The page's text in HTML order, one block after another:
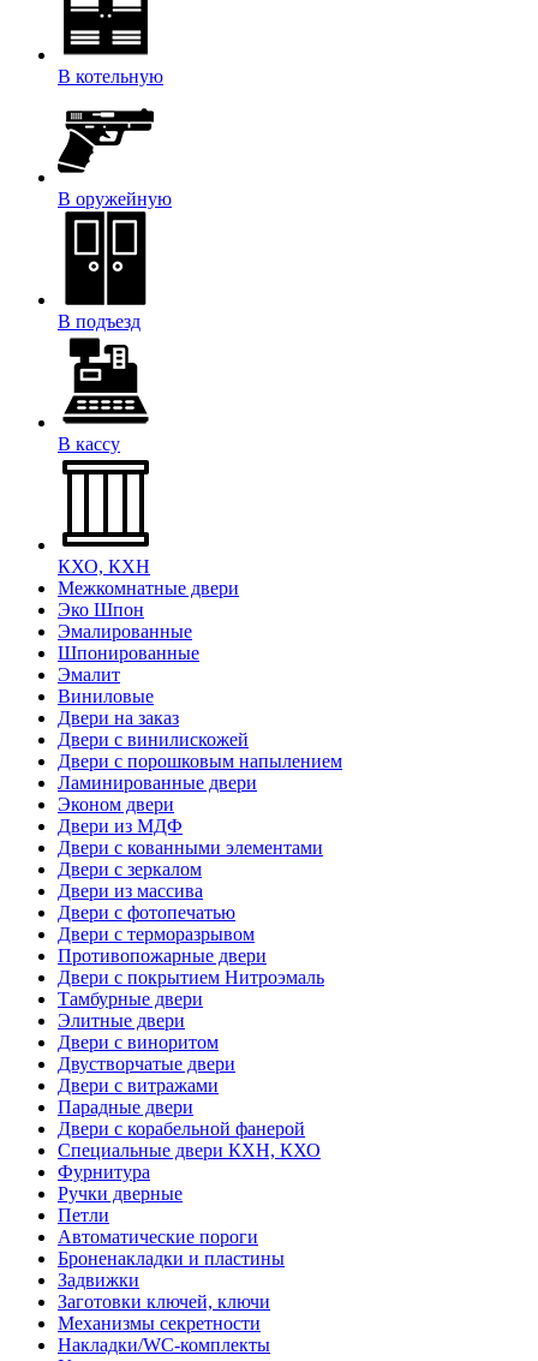
В котельную
В оружейную
В подъезд
В кассу
КХО, КХН
Межкомнатные двери
Эко Шпон
Эмалированные
Шпонированные
Эмалит
Виниловые
Двери на заказ
Двери с винилискожей
Двери с порошковым напылением
Ламинированные двери
Эконом двери
Двери из МДФ
Двери с кованными элементами
Двери с зеркалом
Двери из массива
Двери с фотопечатью
Двери с терморазрывом
Противопожарные двери
Двери с покрытием Нитроэмаль
Тамбурные двери
Элитные двери
Двери с виноритом
Двустворчатые двери
Двери с витражами
Парадные двери
Двери с корабельной фанерой
Специальные двери КХН, КХО
Фурнитура
Ручки дверные
Петли
Автоматические пороги
Броненакладки и пластины
Задвижки
Заготовки ключей, ключи
Механизмы секретности
Накладки/WC-комплекты